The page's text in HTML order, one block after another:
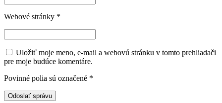
Webové stránky *
Uložiť moje meno, e-mail a webovú stránku v tomto prehliadači
pre moje budúce komentáre.
Povinné polia sú označené *